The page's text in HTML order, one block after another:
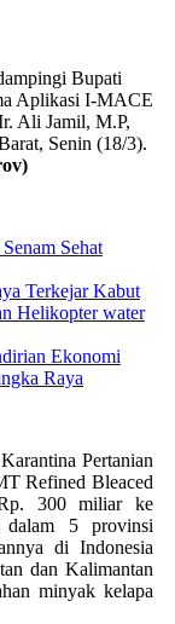
Bupati
Aplikasi I-MACE
Ali Jamil, M.P,
Senin (18/3).
Sehat
Terkejar Kabut
Helikopter water
Ekonomi
Raya
Pertanian
Refined Bleaced
300 miliar ke
dalam 5 provinsi
di Indonesia
dan Kalimantan
minyak kelapa